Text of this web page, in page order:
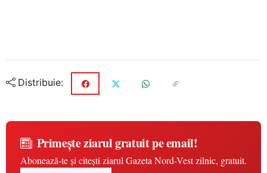
Distribuie:
Primește ziarul gratuit pe email!
Abonează-te și citești ziarul Gazeta Nord-Vest zilnic, gratuit.